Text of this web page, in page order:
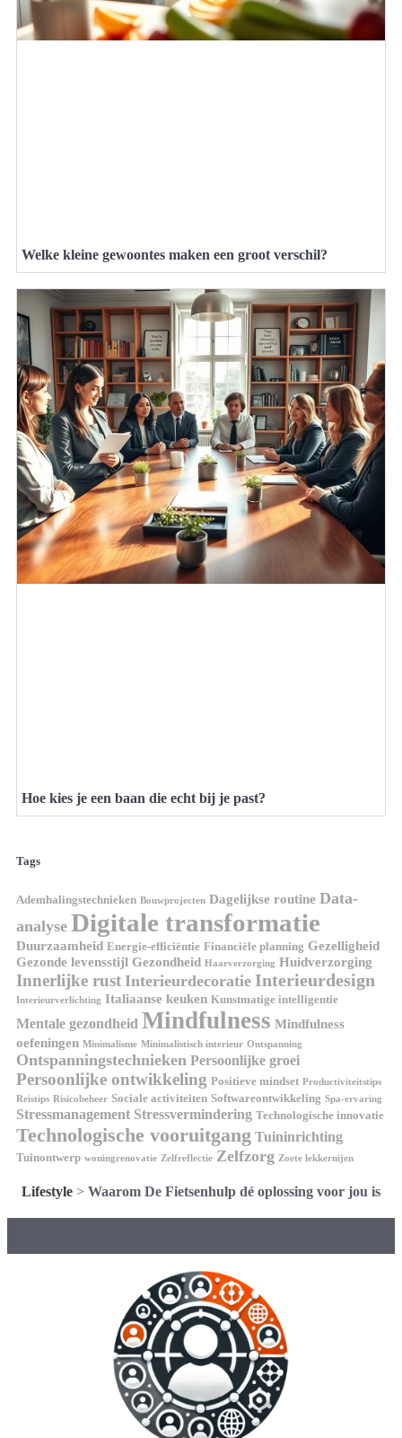
Welke kleine gewoontes maken een groot verschil?
Hoe kies je een baan die echt bij je past?
Tags
Ademhalingstechnieken Bouwprojecten Dagelijkse routine Data-
analyse Digitale transformatie
Duurzaamheid Energie-efficiëntie Financiële planning Gezelligheid
Gezonde levensstijl Gezondheid Haarverzorging Huidverzorging
Innerlijke rust Interieurdecoratie Interieurdesign
Interieurverlichting Italiaanse keuken Kunstmatige intelligentie
Mentale gezondheid Mindfulness Mindfulness
oefeningen Minimalisme Minimalistisch interieur Ontspanning
Ontspanningstechnieken Persoonlijke groei
Persoonlijke ontwikkeling Positieve mindset Productiviteitstips
Reistips Risicobeheer Sociale activiteiten Softwareontwikkeling Spa-ervaring
Stressmanagement Stressvermindering Technologische innovatie
Technologische vooruitgang Tuininrichting
Tuinontwerp woningrenovatie Zelfreflectie Zelfzorg Zoete lekkernijen
Lifestyle > Waarom De Fietsenhulp dé oplossing voor jou is